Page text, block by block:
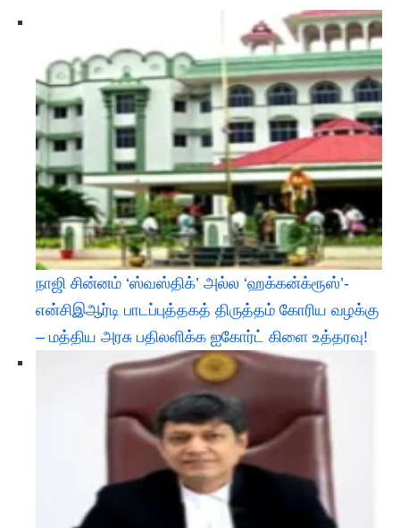
நாஜி சின்னம் ‘ஸ்வஸ்திக்’ அல்ல ‘ஹக்கன்க்ரூஸ்’-
என்சிஇஆர்டி பாடப்புத்தகத் திருத்தம் கோரிய வழக்கு
– மத்திய அரசு பதிலளிக்க ஐகோர்ட் கிளை உத்தரவு!